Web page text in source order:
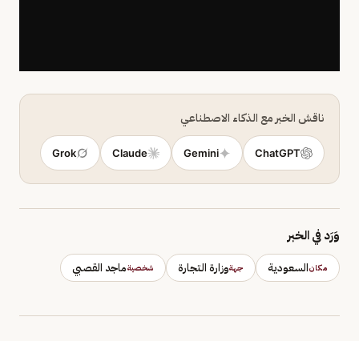
ناقش الخبر مع الذكاء الاصطناعي
ChatGPT
Gemini
Claude
Grok
وَرَد في الخبر
مكانالسعودية جهةوزارة التجارة شخصيةماجد القصبي